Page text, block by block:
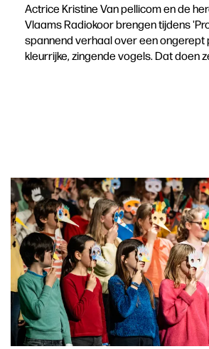
Actrice Kristine Van pellicom en de
Vlaams Radiokoor brengen tijdens
spannend verhaal over een ongerept
kleurrijke, zingende vogels. Dat doen